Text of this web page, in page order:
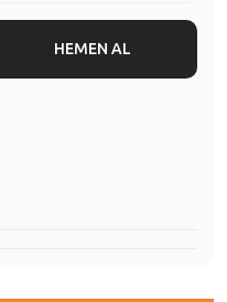
HEMEN AL